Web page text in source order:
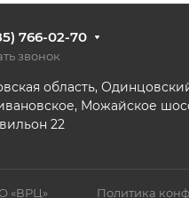
766-02-70
звонок
область,
Можайское
22
«ВРЦ» Политика